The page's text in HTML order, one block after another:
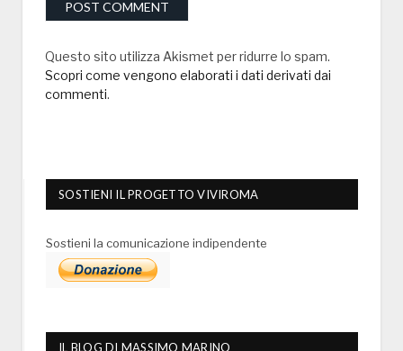
Questo sito utilizza Akismet per ridurre lo spam.
Scopri come vengono elaborati i dati derivati dai
commenti.
SOSTIENI IL PROGETTO VIVIROMA
Sostieni la comunicazione indipendente
IL BLOG DI MASSIMO MARINO